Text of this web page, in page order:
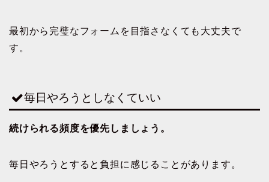
最初から完璧なフォームを目指さなくても大丈夫で
す。
毎日やろうとしなくていい
続けられる頻度を優先しましょう。
毎日やろうとすると負担に感じることがあります。